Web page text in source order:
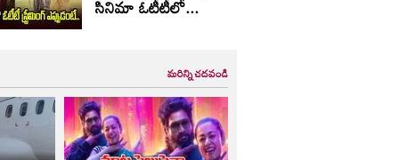
సినిమా ఓటీటీలో...
మరిన్ని చదవండి